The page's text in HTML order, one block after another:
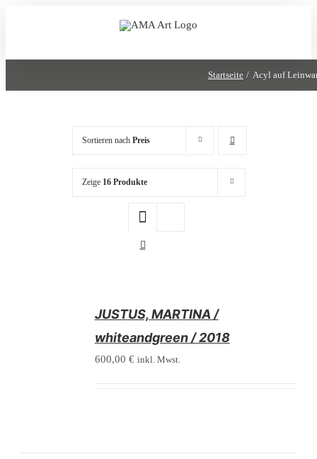
Startseite Acyl auf
Sortieren nach Preis
Zeige 16 Produkte
JUSTUS, MARTINA /
whiteandgreen / 2018
600,00 € inkl. Mwst.